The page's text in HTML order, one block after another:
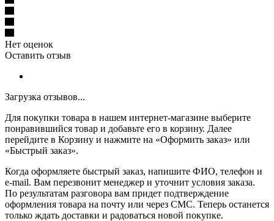
Нет оценок
Оставить отзыв
Загрузка отзывов...
Для покупки товара в нашем интернет-магазине выберите
понравившийся товар и добавьте его в корзину. Далее
перейдите в Корзину и нажмите на «Оформить заказ» или
«Быстрый заказ».
Когда оформляете быстрый заказ, напишите ФИО, телефон и
e-mail. Вам перезвонит менеджер и уточнит условия заказа.
По результатам разговора вам придет подтверждение
оформления товара на почту или через СМС. Теперь останется
только ждать доставки и радоваться новой покупке.